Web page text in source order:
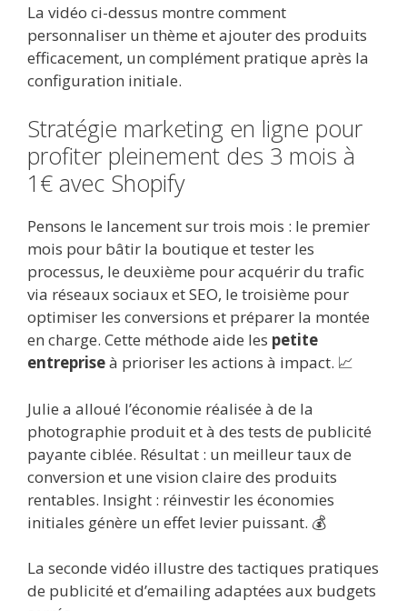
La vidéo ci-dessus montre comment
personnaliser un thème et ajouter des produits
efficacement, un complément pratique après la
configuration initiale.
Stratégie marketing en ligne pour
profiter pleinement des 3 mois à
1€ avec Shopify
Pensons le lancement sur trois mois : le premier
mois pour bâtir la boutique et tester les
processus, le deuxième pour acquérir du trafic
via réseaux sociaux et SEO, le troisième pour
optimiser les conversions et préparer la montée
en charge. Cette méthode aide les petite
entrepriseà prioriser les actions à impact. 📈
Julie a alloué l’économie réalisée à de la
photographie produit et à des tests de publicité
payante ciblée. Résultat : un meilleur taux de
conversion et une vision claire des produits
rentables. Insight : réinvestir les économies
initiales génère un effet levier puissant. 💰
La seconde vidéo illustre des tactiques pratiques
de publicité et d’emailing adaptées aux budgets